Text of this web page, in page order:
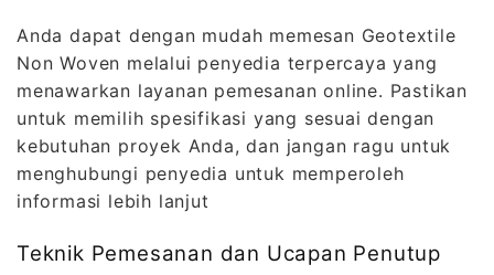
Anda dapat dengan mudah memesan Geotextile
Non Woven melalui penyedia terpercaya yang
menawarkan layanan pemesanan online. Pastikan
untuk memilih spesifikasi yang sesuai dengan
kebutuhan proyek Anda, dan jangan ragu untuk
menghubungi penyedia untuk memperoleh
informasi lebih lanjut
Teknik Pemesanan dan Ucapan Penutup